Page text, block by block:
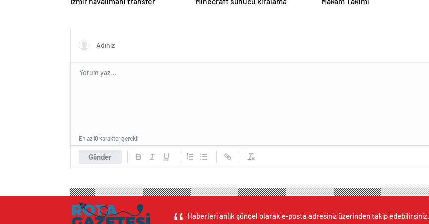
Gönder
En az 10 karakter gerekli
Haberleri anlık güncel olarak e-posta adresiniz üzerinden takip edebilirsiniz.